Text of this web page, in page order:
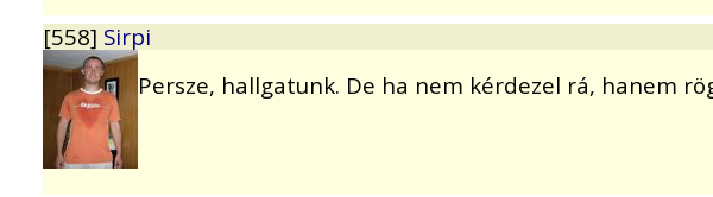
[558] Sirpi
Persze, hallgatunk. De ha nem kérdezel rá, hanem